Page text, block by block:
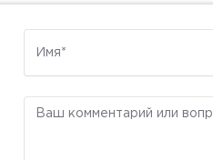
Комментарий